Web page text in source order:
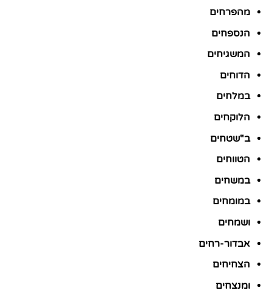
מהפרחים
הנספחים
המשגיחים
הדוחים
במלחים
הלוקחים
ב"שטחים
הטווחים
במשחים
במומחים
ושמחים
אבדור-רחים
הצחיחים
ומנצחים